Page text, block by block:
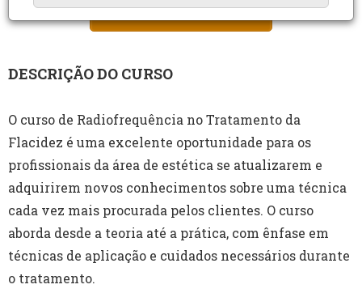
DESCRIÇÃO DO CURSO
O curso de Radiofrequência no Tratamento da
Flacidez é uma excelente oportunidade para os
profissionais da área de estética se atualizarem e
adquirirem novos conhecimentos sobre uma técnica
cada vez mais procurada pelos clientes. O curso
aborda desde a teoria até a prática, com ênfase em
técnicas de aplicação e cuidados necessários durante
o tratamento.